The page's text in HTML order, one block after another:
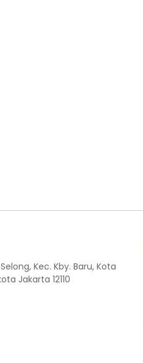
Kec. Kby. Baru, Kota
Jakarta 12110